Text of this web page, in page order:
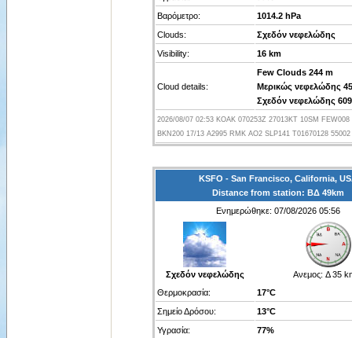
Βαρόμετρο:
1014.2 hPa
Clouds:
Σχεδόν νεφελώδης
Visibility:
16 km
Cloud details:
Few Clouds 244 m
Μερικώς νεφελώδης
Σχεδόν νεφελώδης
2026/08/07 02:53 KOAK 070253Z 27013KT 10SM FEW008
BKN200 17/13 A2995 RMK AO2 SLP141 T01670128 55002
KSFO - San Francisco, California,
Distance from station: ΒΔ 49km
Ενημερώθηκε: 07/08/2026 05:56
Σχεδόν νεφελώδης Ανεμος: Δ 35
Θερμοκρασία:
17°C
Σημείο Δρόσου:
13°C
Υγρασία:
77%